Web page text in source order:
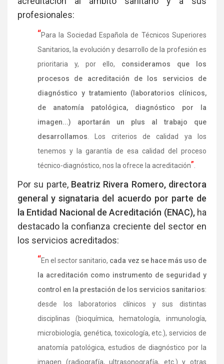
profesionales:
“Para la Sociedad Española de Técnicos Superiores
Sanitarios, la evolución y desarrollo de la profesión es
prioritaria y, por ello, consideramos que los
procesos de acreditación de los servicios de
diagnóstico y tratamiento (laboratorios clínicos,
de anatomía patológica, diagnóstico por la
imagen...) aportarán un plus al trabajo que
desarrollamos. Los criterios de calidad ya los
tenemos y la garantía de esa calidad del proceso
técnico-diagnóstico, nos la ofrece la acreditación”.
Por su parte, Beatriz Rivera Romero, directora
general y signataria del acuerdo por parte de
la Entidad Nacional de Acreditación (ENAC), ha
destacado la confianza creciente del sector en
los servicios acreditados:
“En el sector sanitario, cada vez se hace más uso de
la acreditación como instrumento de seguridad y
control en la prestación de los servicios sanitarios:
desde los laboratorios clínicos y sus distintas
disciplinas (bioquímica, hematología, inmunología,
microbiología, genética, toxicología, etc.), servicios de
anatomía patológica, estudios de diagnóstico por la
imagen (radiografía, ultrasonografía, etc.) y otras